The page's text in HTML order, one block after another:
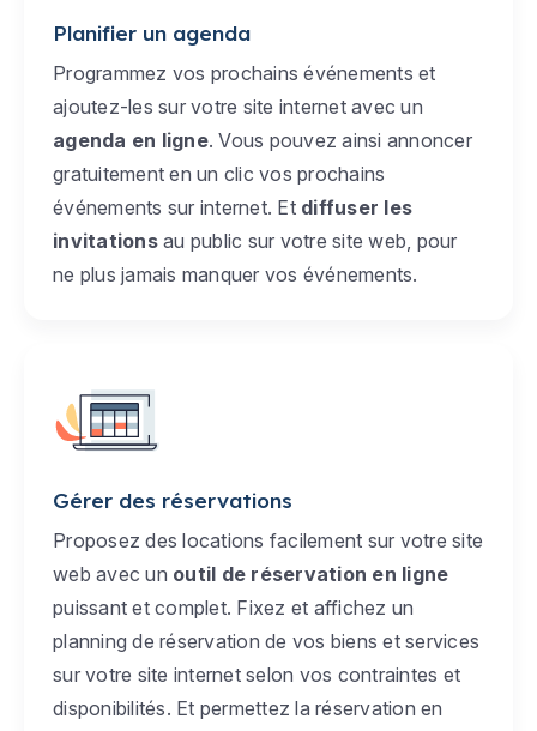
Planifier un agenda
Programmez vos prochains événements et
ajoutez-les sur votre site internet avec un
agenda en ligne. Vous pouvez ainsi annoncer
gratuitement en un clic vos prochains
événements sur internet. Et diffuser les
invitationsau public sur votre site web, pour
ne plus jamais manquer vos événements.
Gérer des réservations
Proposez des locations facilement sur votre site
web avec un outil de réservation en ligne
puissant et complet. Fixez et affichez un
planning de réservation de vos biens et services
sur votre site internet selon vos contraintes et
disponibilités. Et permettez la réservation en